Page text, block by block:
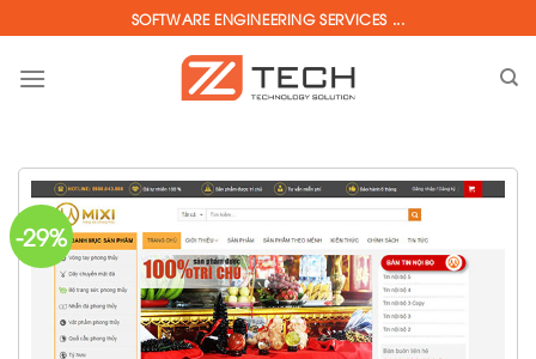
to
content
SOFTWARE ENGINEERING SERVICES ...
-29%